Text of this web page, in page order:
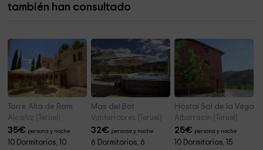
también han consultado
Torre Alta de Ram
Alcañiz (Teruel)
35€ persona y noche
10 Dormitorios, 10
Mas del Bot
Valderrobres (Teruel)
32€ persona y noche
6 Dormitorios, 6
Hostal Sol de la Vega
Albarracin (Teruel)
25€ persona y noche
10 Dormitorios, 15